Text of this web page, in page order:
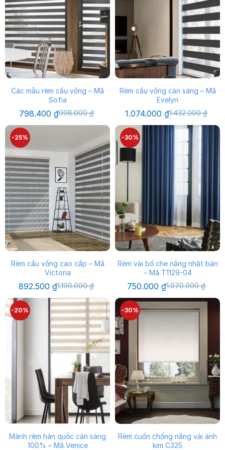
Các mẫu rèm cầu vồng – Mã
Sofia
998.000₫
Giá
gốc
798.400 ₫Giá
hiện
798.400 ₫.
Rèm cầu vồng cản sáng – Mã
Evelyn
1.432.000₫
Giá
gốc
là:
1.432.000 ₫.
1.074.000₫Giá
hiện
tại
1.074.000 ₫.
-25%
Rèm cầu vồng cao cấp – Mã
Victoria
1.190.000₫
Giá
là:
1.190.000 ₫.
892.500₫Giá
tại
là:
892.500 ₫.
-30%
Rèm vải bố che nắng nhật bản
– Mã T1129-04
1.070.000₫
Giá
là:
1.070.000 ₫.
750.000₫Giá
tại
là:
-20%
Mành rèm hàn quốc cản sáng
100% – Mã Venice
-30%
Rèm cuốn chống nắng vải ánh
kim C325